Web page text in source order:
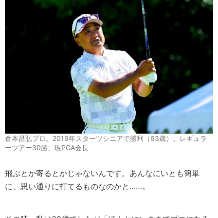
倉本昌弘プロ。2019年スターツシニアで勝利（63歳）。レギュラ
ーツアー30勝、現PGA会長
飛ぶとか寄るとかじゃないんです。あんなにいとも簡単
に、思い通りに打てるものなのかと……。